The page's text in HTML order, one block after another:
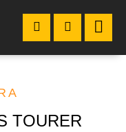
TOURER